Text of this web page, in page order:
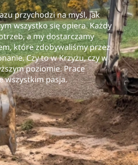
przychodzi na myśl, jak
wszystko się opiera. Każdy
a my dostarczamy
które zdobywaliśmy przez
Czy to w Krzyżu, czy w
poziomie. Prace
wszystkim pasja.